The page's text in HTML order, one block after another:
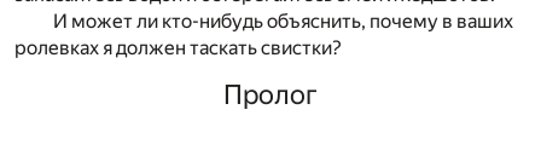
И может ли кто-нибудь объяснить, почему в ваших
ролевках я должен таскать свистки?
Пролог